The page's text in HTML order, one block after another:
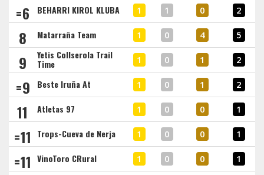
=6 BEHARRI KIROL KLUBA 1 1 0 2
8 Matarraña Team 1 0 4 5
9 Yetis Collserola Trail
Time 1 0 1 2
=9 Beste Iruña At 1 0 1 2
11 Atletas 97 1 0 0 1
=11 Trops-Cueva de Nerja 1 0 0 1
=11 VinoToro CRural 1 0 0 1